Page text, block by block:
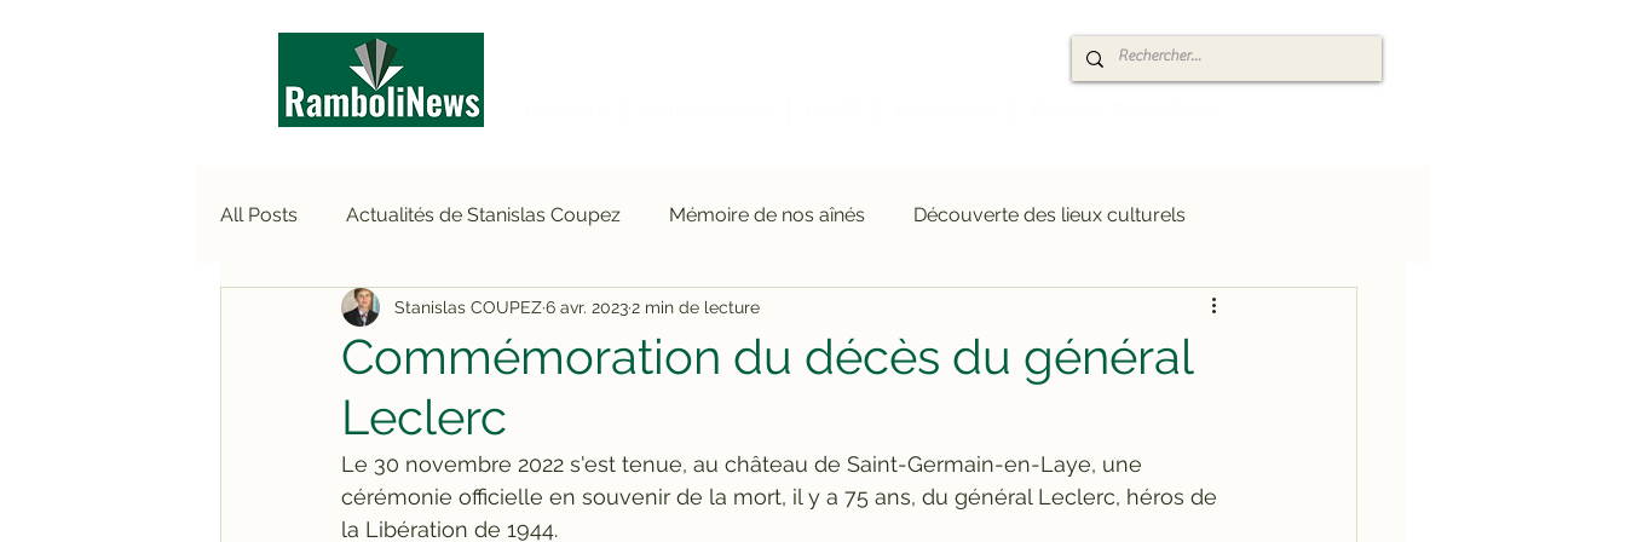
All Posts Actualités de Stanislas Coupez Mémoire de nos aînés Découverte des lieux culturels
Commerçants & artisans Clubs d'activité OKLM la web série Événements
Les actualités en bref
Jeunes Horizons - RVE
Commémoration du décès du général
Leclerc
Stanislas COUPEZ6 avr. 20232 min de lecture
Le 30 novembre 2022 s'est tenue, au château de Saint-Germain-en-Laye, une
cérémonie officielle en souvenir de la mort, il y a 75 ans, du général Leclerc, héros de
la Libération de 1944.